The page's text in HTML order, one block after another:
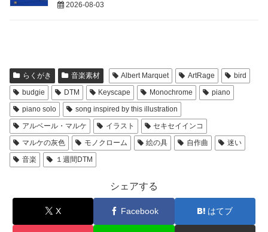
2026-08-03
らくがき 音楽素材 Albert Marquet ArtRage
bird
budgie
DTM Keyscape Monochrome
piano
piano solo
song inspired by this illustration
アルベール・マルケ
イラスト
セキセイインコ
マルケの灰色
モノクローム 絵の具 自作曲
迷い
音楽
１週間DTM
シェアする
X Facebook はてブ